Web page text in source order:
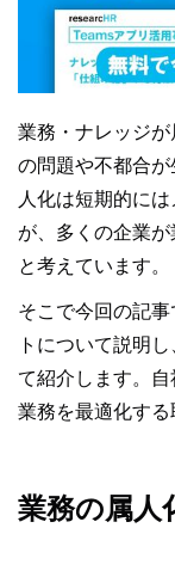
業務・ナレッジが
の問題や不都合
人化は短期的に
が、多くの企業
と考えています。
そこで今回の記
トについて説明
て紹介します。自
業務を最適化する
業務の属人